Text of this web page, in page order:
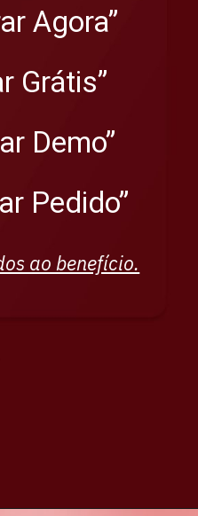
Agora”
Grátis”
Demo”
Pedido”
ao benefício.